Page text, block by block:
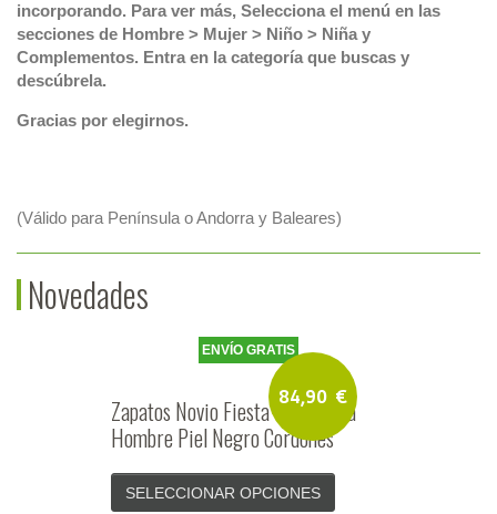
incorporando. Para ver más, Selecciona el menú en las
secciones de Hombre > Mujer > Niño > Niña y
Complementos. Entra en la categoría que buscas y
descúbrela.
Gracias por elegirnos.
(Válido para Península o Andorra y Baleares)
Novedades
84,90 €
ENVÍO GRATIS
Zapatos Novio Fiesta Ceremonia
Hombre Piel Negro Cordones
SELECCIONAR OPCIONES